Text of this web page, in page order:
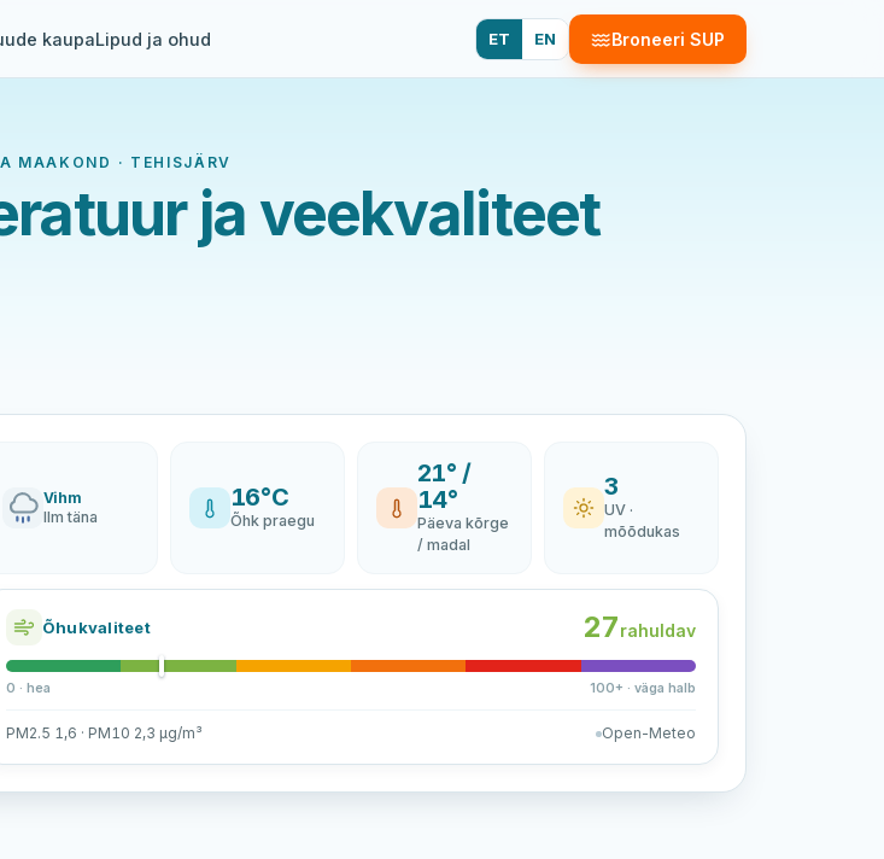
kaupaLipud ja ohud ET EN Broneeri SUP
MAAKOND · TEHISJÄRV
ja veekvaliteet
Vihm
Ilm täna
16°C
Õhk praegu
21° /
14°
Päeva kõrge
/ madal
3
UV ·
mõõdukas
Õhukvaliteet 27rahuldav
0 · hea 100+ · väga halb
PM2.5 1,6 · PM10 2,3 µg/m³ Open-Meteo